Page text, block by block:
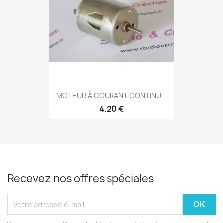
MOTEUR À COURANT CONTINU...
4,20 €
Recevez nos offres spéciales